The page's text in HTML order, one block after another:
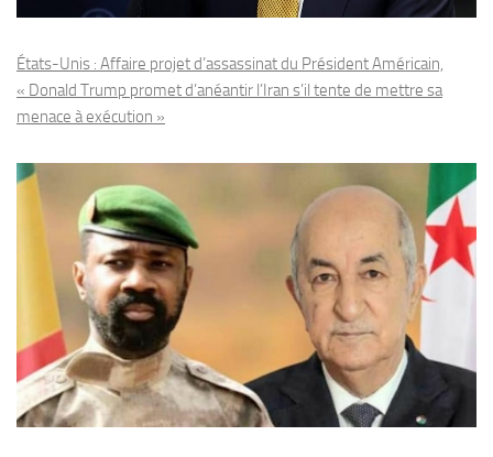
États-Unis : Affaire projet d’assassinat du Président Américain,
« Donald Trump promet d’anéantir l’Iran s’il tente de mettre sa
menace à exécution »